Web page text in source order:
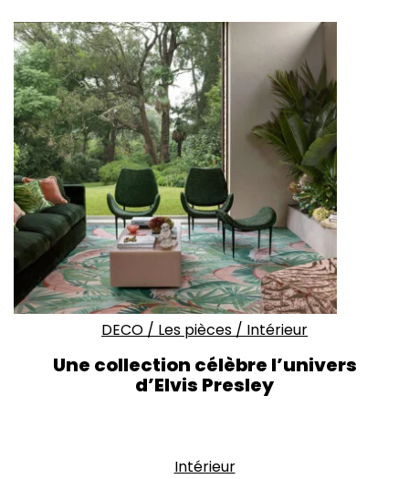
DECO / Les pièces / Intérieur
Une collection célèbre l’univers
d’Elvis Presley
Intérieur